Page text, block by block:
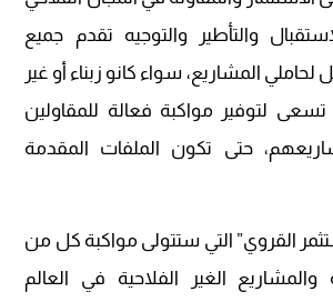
والتأطير والتوجيه تقدم جميع
المشاريع، سواء كانو زبناء أو غير
تسعى لتوفير مواكبة فعالة للمقاولين
حتى تكون الملفات المقدمة
القروي” التي ستتولى مواكبة كل من
والمشاريع الغير الفلاحية في العالم